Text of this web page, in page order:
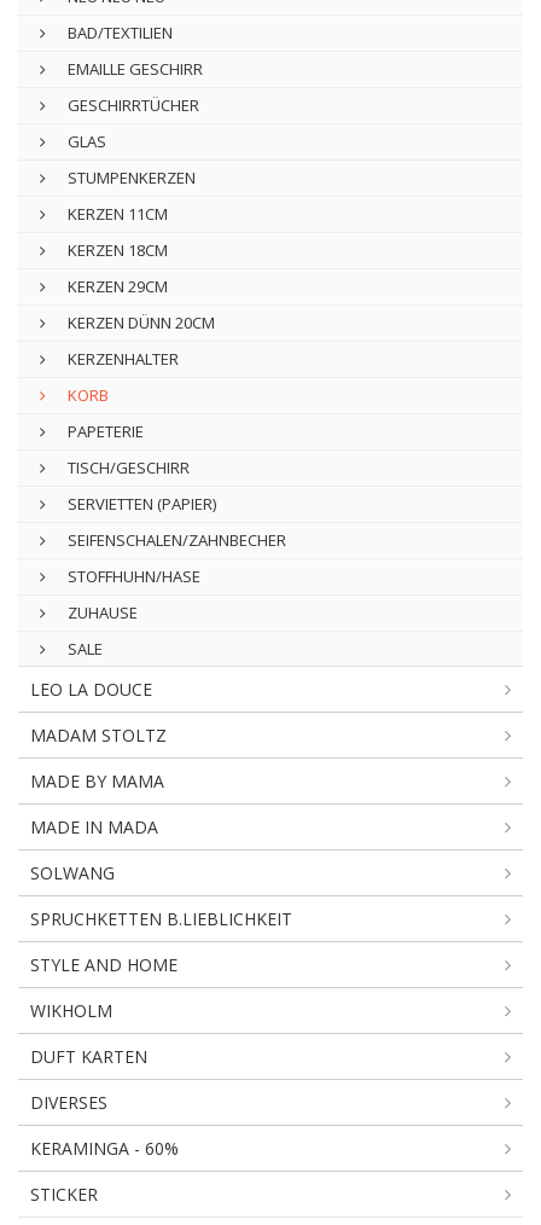
BAD/TEXTILIEN
EMAILLE GESCHIRR
GESCHIRRTÜCHER
GLAS
STUMPENKERZEN
KERZEN 11CM
KERZEN 18CM
KERZEN 29CM
KERZEN DÜNN 20CM
KERZENHALTER
KORB
PAPETERIE
TISCH/GESCHIRR
SERVIETTEN (PAPIER)
SEIFENSCHALEN/ZAHNBECHER
STOFFHUHN/HASE
ZUHAUSE
SALE
LEO LA DOUCE
MADAM STOLTZ
MADE BY MAMA
MADE IN MADA
SOLWANG
SPRUCHKETTEN B.LIEBLICHKEIT
STYLE AND HOME
WIKHOLM
DUFT KARTEN
DIVERSES
KERAMINGA - 60%
STICKER